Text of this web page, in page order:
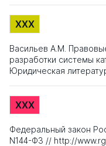
XXX
Васильев А.М.
разработки системы
Юридическая
XXX
Федеральный закон
N144-ФЗ // http://